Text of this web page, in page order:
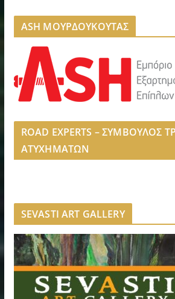
ASH ΜΟΥΡΔΟΥΚΟΥΤΑΣ
ROAD EXPERTS – ΣΥΜΒΟΥΛΟΣ
ΑΤΥΧΗΜΑΤΩΝ
SEVASTI ART GALLERY